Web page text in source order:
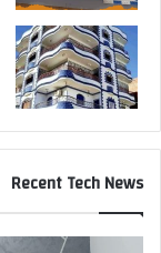
Recent Tech News